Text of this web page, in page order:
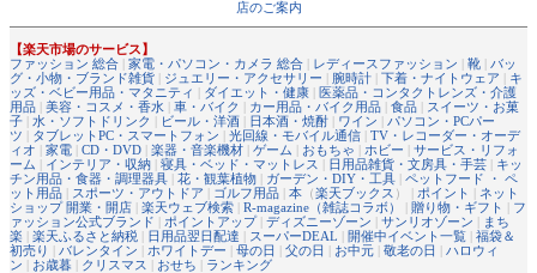
店のご案内
【楽天市場のサービス】
ファッション 総合 | 家電・パソコン・カメラ 総合 | レディースファッション | 靴 | バッ
グ・小物・ブランド雑貨 | ジュエリー・アクセサリー | 腕時計 | 下着・ナイトウェア | キ
ッズ・ベビー用品・マタニティ | ダイエット・健康 | 医薬品・コンタクトレンズ・介護
用品 | 美容・コスメ・香水 | 車・バイク | カー用品・バイク用品 | 食品 | スイーツ・お菓
子 | 水・ソフトドリンク | ビール・洋酒 | 日本酒・焼酎 | ワイン | パソコン・PCパー
ツ | タブレットPC・スマートフォン | 光回線・モバイル通信 | TV・レコーダー・オーデ
ィオ | 家電 | CD・DVD | 楽器・音楽機材 | ゲーム | おもちゃ | ホビー | サービス・リフォ
ーム | インテリア・収納 | 寝具・ベッド・マットレス | 日用品雑貨・文房具・手芸 | キッ
チン用品・食器・調理器具 | 花・観葉植物 | ガーデン・DIY・工具 | ペットフード ・ ペ
ット用品 | スポーツ・アウトドア | ゴルフ用品 | 本 （楽天ブックス ） | ポイント | ネット
ショップ 開業・開店 | 楽天ウェブ検索 | R-magazine（雑誌コラボ） | 贈り物・ギフト | フ
ァッション公式ブランド | ポイントアップ| ディズニーゾーン | サンリオゾーン | まち
楽 | 楽天ふるさと納税 | 日用品翌日配達 | スーパーDEAL | 開催中イベント一覧 | 福袋＆
初売り | バレンタイン | ホワイトデー | 母の日 | 父の日 | お中元 | 敬老の日 | ハロウィ
ン | お歳暮 | クリスマス | おせち | ランキング